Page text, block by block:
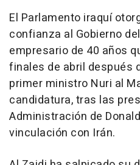
El Parlamento iraquí
confianza al Gobierno
empresario de 40 años
finales de abril después
primer ministro Nuri al
candidatura, tras las
Administración de
vinculación con Irán.